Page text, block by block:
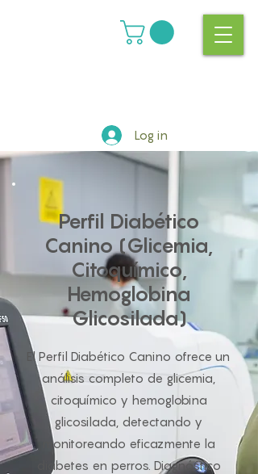
Log in
Perfil Diabético
Canino (Glicemia,
Citoquímico,
Hemoglobina
Glicosilada)
El Perfil Diabético Canino ofrece un
análisis completo de glicemia,
citoquímico y hemoglobina
glicosilada, detectando y
monitoreando eficazmente la
diabetes en perros. Diagnóstico